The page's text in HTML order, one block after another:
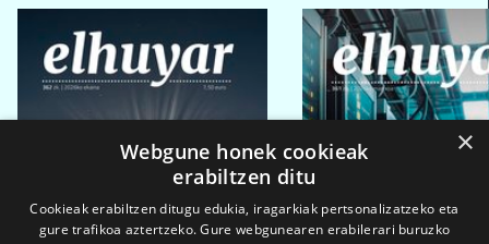
×
Webgune honek cookieak
erabiltzen ditu
Cookieak erabiltzen ditugu edukia, iragarkiak pertsonalizatzeko eta
gure trafikoa aztertzeko. Gure webgunearen erabilerari buruzko